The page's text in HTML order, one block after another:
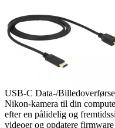
USB-C Data-/
Nikon-kamera til din
efter en pålidelig og
videoer og opdatere